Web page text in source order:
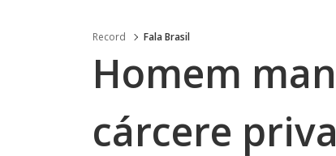
Record Fala Brasil
Homem
cárcere